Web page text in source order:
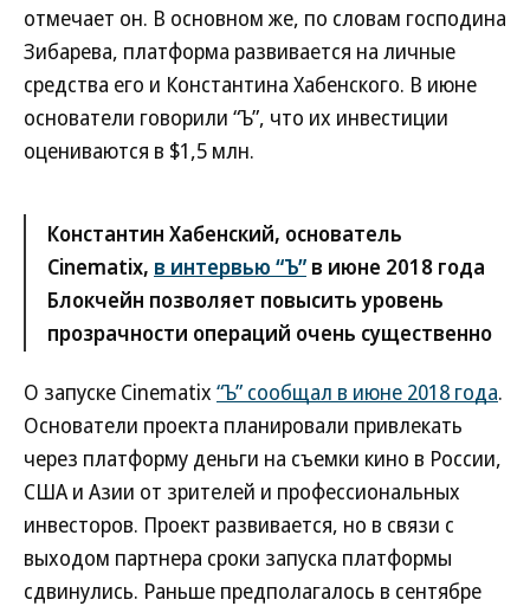
отмечает он. В основном же, по словам господина
Зибарева, платформа развивается на личные
средства его и Константина Хабенского. В июне
основатели говорили “Ъ”, что их инвестиции
оцениваются в $1,5 млн.
Константин Хабенский, основатель
Cinematix, в интервью “Ъ” в июне 2018 года
Блокчейн позволяет повысить уровень
прозрачности операций очень существенно
О запуске Cinematix “Ъ” сообщал в июне 2018 года.
Основатели проекта планировали привлекать
через платформу деньги на съемки кино в России,
США и Азии от зрителей и профессиональных
инвесторов. Проект развивается, но в связи с
выходом партнера сроки запуска платформы
сдвинулись. Раньше предполагалось в сентябре